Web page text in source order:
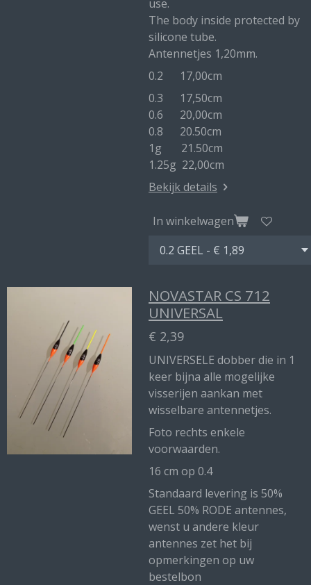
use.
The body inside protected by
silicone tube.
Antennetjes 1,20mm.
0.2 17,00cm
0.3 17,50cm
0.6 20,00cm
0.8 20.50cm
1g 21.50cm
1.25g 22,00cm
Bekijk details
In winkelwagen
NOVASTAR CS 712
UNIVERSAL
€ 2,39
UNIVERSELE dobber die in 1
keer bijna alle mogelijke
visserijen aankan met
wisselbare antennetjes.
Foto rechts enkele
voorwaarden.
16 cm op 0.4
Standaard levering is 50%
GEEL 50% RODE antennes,
wenst u andere kleur
antennes zet het bij
opmerkingen op uw
bestelbon